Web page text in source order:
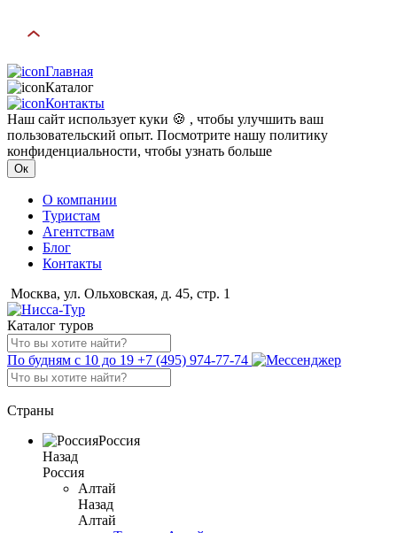
Главная
Каталог
Контакты
Наш сайт использует куки 🍪 , чтобы улучшить ваш
пользовательский опыт. Посмотрите нашу политику
конфиденциальности, чтобы узнать больше
Ок
О компании
Туристам
Агентствам
Блог
Контакты
Москва, ул. Ольховская, д. 45, стр. 1
Каталог туров
По будням с 10 до 19 +7 (495) 974-77-74
Страны
Россия
Назад
Россия
Алтай
Назад
Алтай